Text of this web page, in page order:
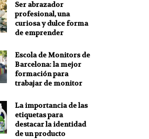
Ser abrazador
profesional, una
curiosa y dulce forma
de emprender
Escola de Monitors de
Barcelona: la mejor
formación para
trabajar de monitor
La importancia de las
etiquetas para
destacar la identidad
de un producto